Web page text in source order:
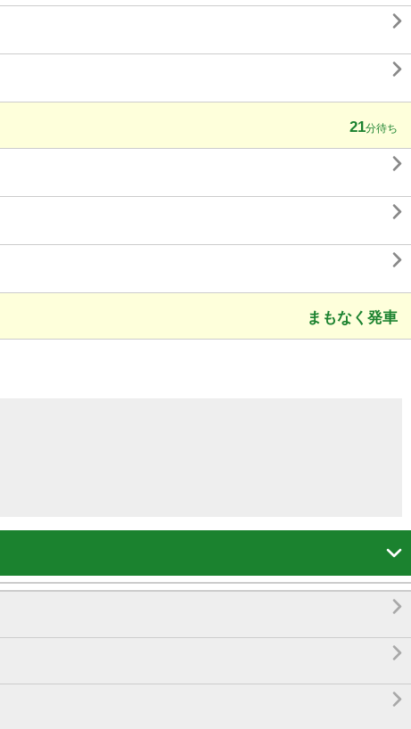


21分待ち



まもなく発車



